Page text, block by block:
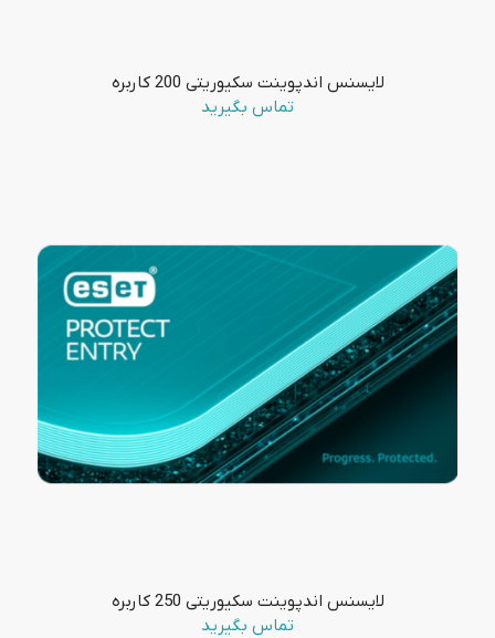
لایسنس اندپوینت سکیوریتی 200 کاربره
تماس بگیرید
لایسنس اندپوینت سکیوریتی 250 کاربره
تماس بگیرید